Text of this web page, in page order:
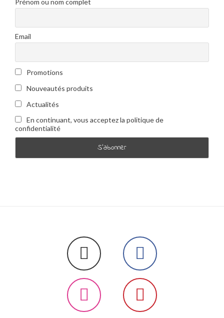
Prénom ou nom complet
Email
Promotions
Nouveautés produits
Actualités
En continuant, vous acceptez la politique de
confidentialité